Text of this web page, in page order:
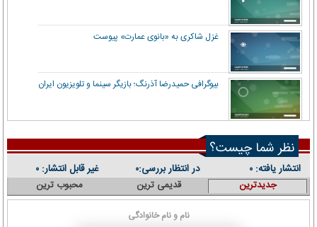
غزل شاکری به «بانوی عمارت» پیوست
بیوگرافی حمیدرضا آذرنگ؛ بازیگر سینما و تلویزیون ایران
نظر شما چیست؟
انتشار یافته: ۰ در انتظار بررسی:۰ غیر قابل انتشار: ۰
جدیدترین قدیمی ترین محبوب ترین
نام و نام خانوادگی